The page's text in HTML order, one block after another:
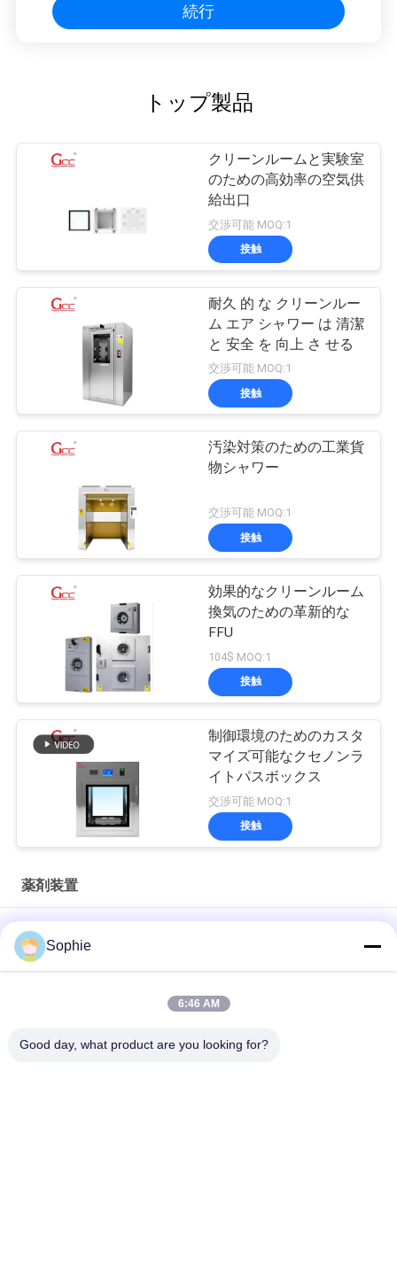
続行
トップ製品
クリーンルームと実験室
のための高効率の空気供
給出口
交渉可能 MOQ:1
接触
耐久 的 な クリーンルー
ム エア シャワー は 清潔
と 安全 を 向上 さ せる
交渉可能 MOQ:1
接触
汚染対策のための工業貨
物シャワー
交渉可能 MOQ:1
接触
効果的なクリーンルーム
換気のための革新的な
FFU
104$ MOQ:1
接触
制御環境のためのカスタ
マイズ可能なクセノンラ
イトパスボックス
交渉可能 MOQ:1
接触
薬剤装置
100級垂直ラミナール流量ベンチ製造者 ラボ&ファーマのための
クリーンルームワークステーション
クス
Sophie
6:46 AM
Good day, what product are you looking for?